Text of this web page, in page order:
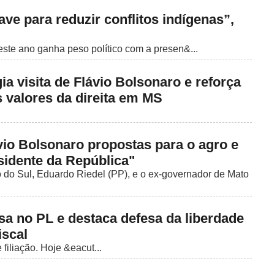
para reduzir conflitos indígenas”,
ano ganha peso político com a presen&...
visita de Flávio Bolsonaro e reforça
valores da direita em MS
Bolsonaro propostas para o agro e
da República"
Sul, Eduardo Riedel (PP), e o ex-governador de Mato
no PL e destaca defesa da liberdade
filiação. Hoje &eacut...